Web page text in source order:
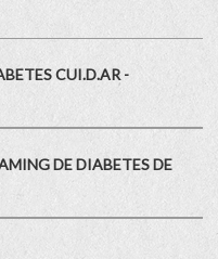
CUI.D.AR -
DE DIABETES DE